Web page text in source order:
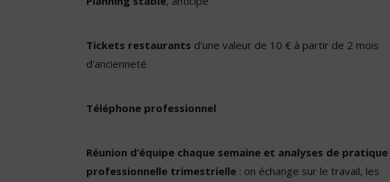
Tickets restaurants d'une valeur de 10 € à partir de 2 mois
d'ancienneté
Téléphone professionnel
Réunion d’équipe chaque semaine et analyses de pratique
professionnelle trimestrielle: on échange sur le travail, les